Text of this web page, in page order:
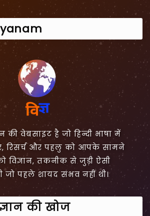
की वेबसाइट है जो हिन्दी भाषा में
रिसर्च और पहलु को आपके सामने
विज्ञान, तकनीक से जुड़ी ऐसी
जो पहले शायद संभव नहीं थी।
की खोज